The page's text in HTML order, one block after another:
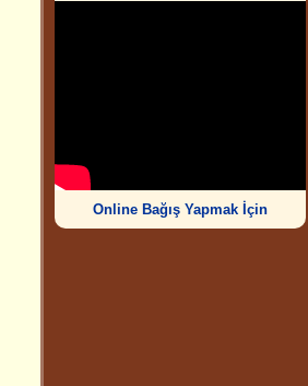
Online Bağış Yapmak İçin